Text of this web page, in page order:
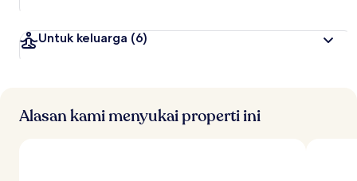
Untuk keluarga (6)
Alasan kami menyukai properti ini